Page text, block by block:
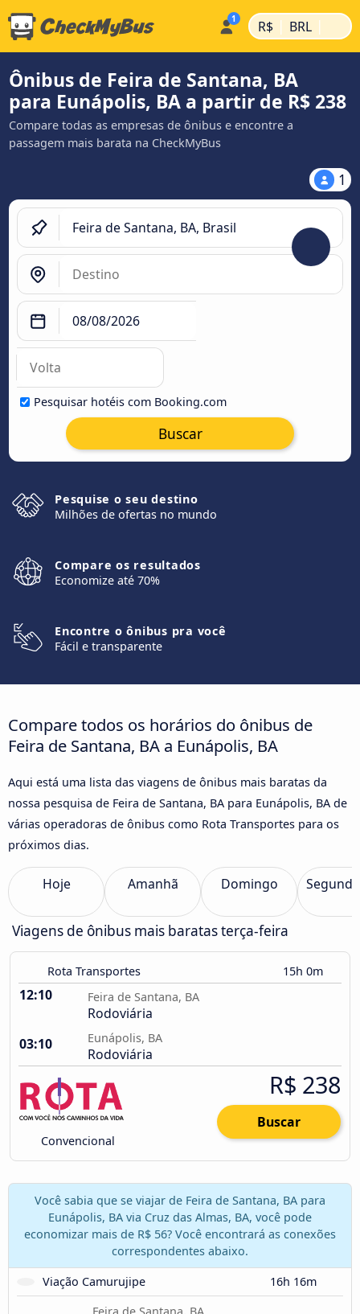
R$ | BRL |
Ônibus de Feira de Santana, BA
para Eunápolis, BA a partir de R$ 238
Compare todas as empresas de ônibus e encontre a
passagem mais barata na CheckMyBus
1
Pesquisar hotéis com Booking.com
Buscar
Pesquise o seu destino
Milhões de ofertas no mundo
Compare os resultados
Economize até 70%
Encontre o ônibus pra você
Fácil e transparente
Compare todos os horários do ônibus de
Feira de Santana, BA a Eunápolis, BA
Aqui está uma lista das viagens de ônibus mais baratas da
nossa pesquisa de Feira de Santana, BA para Eunápolis, BA de
várias operadoras de ônibus como Rota Transportes para os
próximos dias.
Hoje Amanhã Domingo
Viagens de ônibus mais baratas terça-feira
Rota Transportes 15h 0m
12:10 Feira de Santana, BA
Rodoviária
03:10
Eunápolis, BA
Rodoviária
Convencional
R$ 238
Buscar
Você sabia que se viajar de Feira de Santana, BA para
Eunápolis, BA via Cruz das Almas, BA, você pode
economizar mais de R$ 56? Você encontrará as conexões
correspondentes abaixo.
Viação Camurujipe
16h 16m
Feira de Santana, BA